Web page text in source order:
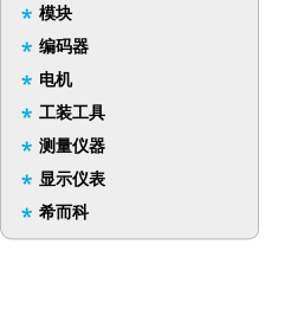
模块
编码器
电机
工装工具
测量仪器
显示仪表
希而科